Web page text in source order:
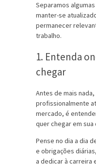
Separamos
manter-se
permanecer
trabalho.
1. Entenda
chegar
Antes de mais
profissionalmente
mercado, é
quer chegar em sua
Pense no dia a dia
e obrigações
a dedicar à carreira